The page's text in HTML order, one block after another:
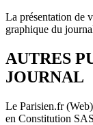
La présentation de
graphique du
AUTRES
JOURNAL
Le Parisien.fr (Web)
en Constitution SAS